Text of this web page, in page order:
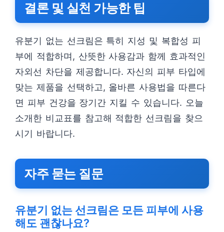
결론 및 실천 가능한 팁
유분기 없는 선크림은 특히 지성 및 복합성 피
부에 적합하며, 산뜻한 사용감과 함께 효과적인
자외선 차단을 제공합니다. 자신의 피부 타입에
맞는 제품을 선택하고, 올바른 사용법을 따른다
면 피부 건강을 장기간 지킬 수 있습니다. 오늘
소개한 비교표를 참고해 적합한 선크림을 찾으
시기 바랍니다.
자주 묻는 질문
유분기 없는 선크림은 모든 피부에 사용
해도 괜찮나요?